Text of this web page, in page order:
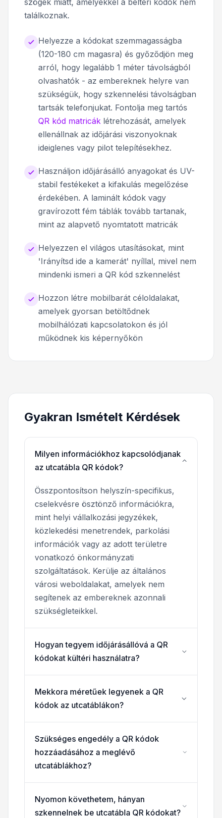
találkoznak.
Helyezze a kódokat szemmagasságba
(120-180 cm magasra) és győződjön meg
arról, hogy legalább 1 méter távolságból
olvashatók - az embereknek helyre van
szükségük, hogy szkennelési távolságban
tartsák telefonjukat. Fontolja meg tartós
QR kód matricák létrehozását, amelyek
ellenállnak az időjárási viszonyoknak
ideiglenes vagy pilot telepítésekhez.
Használjon időjárásálló anyagokat és UV-
stabil festékeket a kifakulás megelőzése
érdekében. A laminált kódok vagy
gravírozott fém táblák tovább tartanak,
mint az alapvető nyomtatott matricák
Helyezzen el világos utasításokat, mint
'Irányítsd ide a kamerát' nyíllal, mivel nem
mindenki ismeri a QR kód szkennelést
Hozzon létre mobilbarát céloldalakat,
amelyek gyorsan betöltődnek
mobilhálózati kapcsolatokon és jól
működnek kis képernyőkön
Gyakran Ismételt Kérdések
Milyen információkhoz kapcsolódjanak
az utcatábla QR kódok?
Összpontosítson helyszín-specifikus,
cselekvésre ösztönző információkra,
mint helyi vállalkozási jegyzékek,
közlekedési menetrendek, parkolási
információk vagy az adott területre
vonatkozó önkormányzati
szolgáltatások. Kerülje az általános
városi weboldalakat, amelyek nem
segítenek az embereknek azonnali
szükségleteikkel.
Hogyan tegyem időjárásállóvá a QR
kódokat kültéri használatra?
Mekkora méretűek legyenek a QR
kódok az utcatáblákon?
Szükséges engedély a QR kódok
hozzáadásához a meglévő
utcatáblákhoz?
Nyomon követhetem, hányan
szkennelnek be utcatábla QR kódokat?